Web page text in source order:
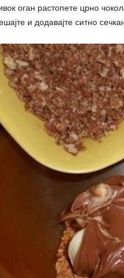
оган растопете црно
и додавајте ситно